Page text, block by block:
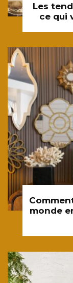
Les
ce qui
monde